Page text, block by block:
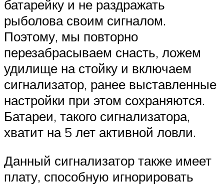
батарейку и не раздражать
рыболова своим сигналом.
Поэтому, мы повторно
перезабрасываем снасть, ложем
удилище на стойку и включаем
сигнализатор, ранее выставленные
настройки при этом сохраняются.
Батареи, такого сигнализатора,
хватит на 5 лет активной ловли.
Данный сигнализатор также имеет
плату, способную игнорировать